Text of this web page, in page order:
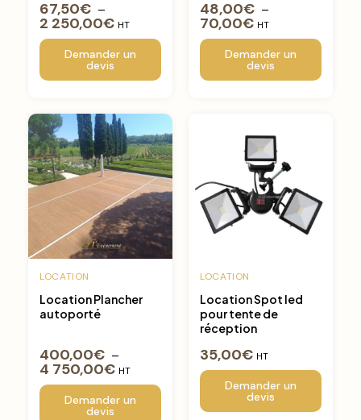
67,50€ –
2 250,00€ HT
Demander un
devis
48,00€ –
70,00€ HT
Demander un
devis
LOCATION
Location Plancher
autoporté
400,00€ –
4 750,00€ HT
Demander un
devis
LOCATION
Location Spot led
pour tente de
réception
35,00€ HT
Demander un
devis